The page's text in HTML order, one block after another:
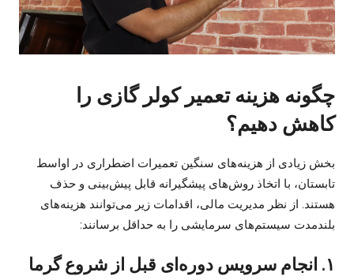
چگونه هزینه تعمیر کولر گازی را
کاهش دهیم؟
بخش زیادی از هزینه‌های سنگین تعمیرات اضطراری در اواسط
تابستان، با اتخاذ روش‌های پیشگیرانه قابل پیش‌بینی و حذف
هستند. از نظر مدیریت مالی، اقدامات زیر می‌توانند هزینه‌های
بلندمدت سیستم‌های سرمایشی را به حداقل برسانند:
۱. انجام سرویس دوره‌ای قبل از شروع گرما